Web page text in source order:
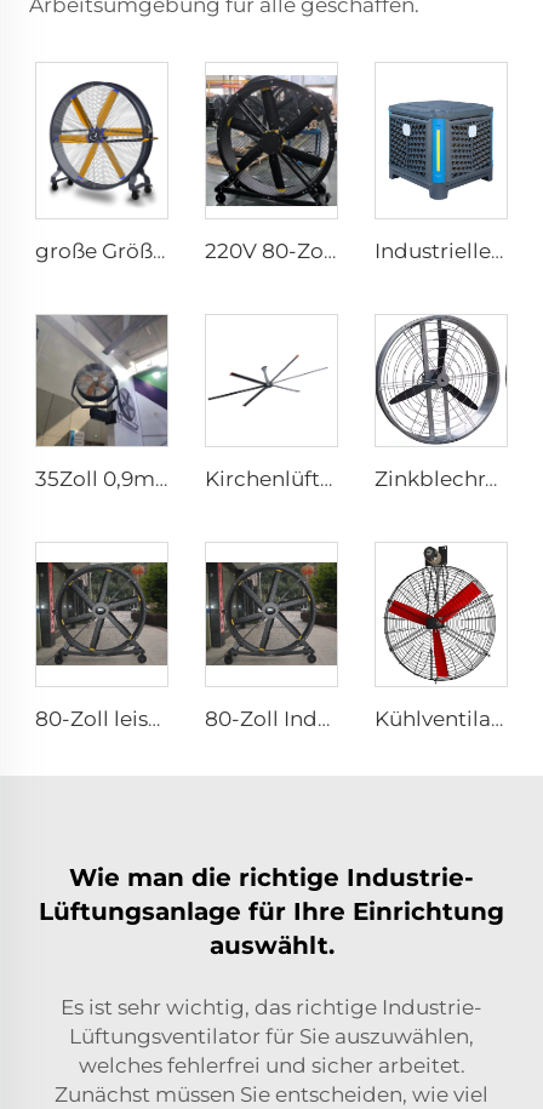
Arbeitsumgebung für alle geschaffen.
große Größe 2m PMSM bewegliche große Standfußböden für Sportbereiche 220V 80-Zoll Ruhe-Standlüfter mit 2000mm Aluminiumgestell, beweglicher Bodenlüfter für Fitnessstudios, Restaurants, Bauernhöfe, Produktionsanlagen Industrieller Umweltkühler für den Außenbereich, wassergekühlt, Wandmontage, Verdunstungsklimaanlage
35Zoll 0,9m Außengewerbe Wasserspraykühler Luftkühlung Elektrischer Nebelbefeuchter Wandlüfter Kirchenlüfter 24ft HVLS 7,3m großer Belüftungs-Aluminium-Deckenlüfter Zinkblechrahmen Aluminiumpaddel hängend oder an der Wand montiert 950mm runder Kuhstallbelüftungsventilator
80-Zoll leiser Pedestalventilator 220V wasserdicht Außenventilator mit Freistehendem Motor für Hotels Restaurants Farmen Produktionsstätten 80-Zoll Industrie-Standventilator 2000mm Beweglich Stillstehender Bodenventilator Aluminium Für Zuhause, Hotels, Fertigungsbetriebe 220V/380V Kühlventilator für Geflügel Lüftungsventilator
Wie man die richtige Industrie-
Lüftungsanlage für Ihre Einrichtung
auswählt.
Es ist sehr wichtig, das richtige Industrie-
Lüftungsventilator für Sie auszuwählen,
welches fehlerfrei und sicher arbeitet.
Zunächst müssen Sie entscheiden, wie viel